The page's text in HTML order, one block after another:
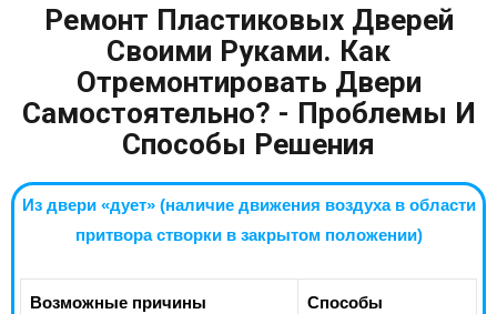
Ремонт Пластиковых Дверей
Своими Руками. Как
Отремонтировать Двери
Самостоятельно? - Проблемы И
Способы Решения
Из двери «дует» (наличие движения воздуха в области
притвора створки в закрытом положении)
Возможные причины
Способы